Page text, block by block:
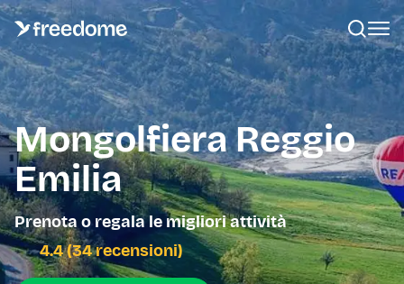
Mongolfiera Reggio
Emilia
Prenota o regala le migliori attività
4.4 (34 recensioni)